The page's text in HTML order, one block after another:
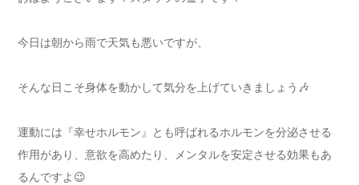
今日は朝から雨で天気も悪いですが、
そんな日こそ身体を動かして気分を上げていきましょう🎶
運動には『幸せホルモン』とも呼ばれるホルモンを分泌させる
作用があり、意欲を高めたり、メンタルを安定させる効果もあ
るんですよ😉